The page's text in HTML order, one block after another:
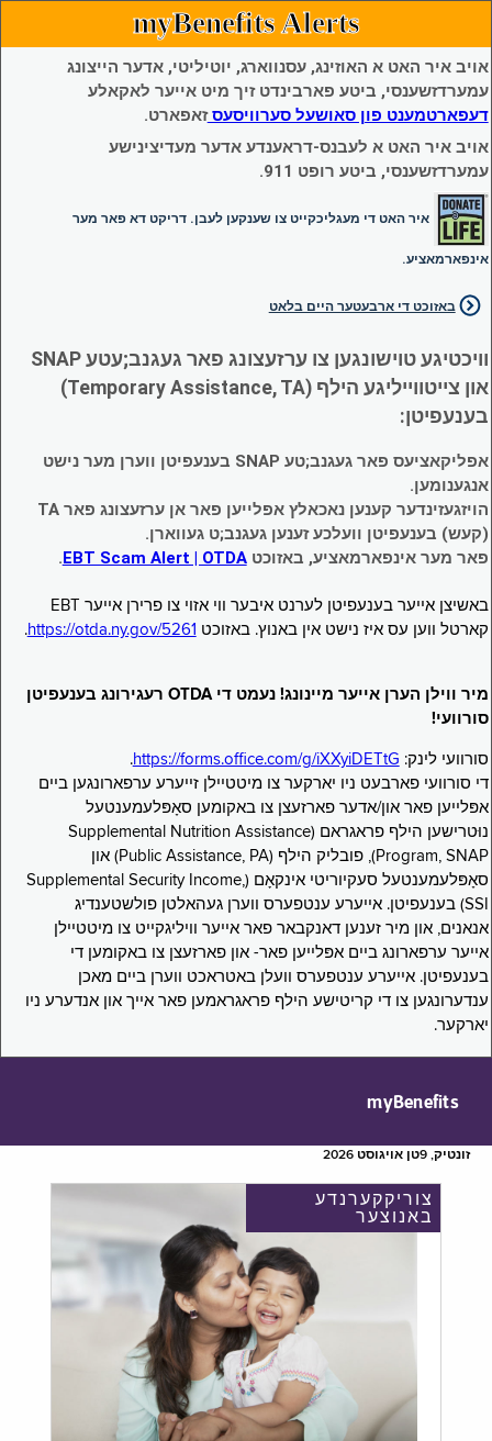
myBenefits Alerts
אויב איר האט א האוזינג, עסנווארג, יוטיליטי, אדער הייצונג
עמערדזשענסי, ביטע פארבינדט זיך מיט אייער לאקאלע
דעפארטמענט פון סאושעל סערוויסעסזאפארט.
אויב איר האט א לעבנס-דראענדע אדער מעדיצינישע
עמערדזשענסי, ביטע רופט 911.
איר האט די מעגליכקייט צו שענקען לעבן. דריקט דא פאר מער
אינפארמאציע.
באזוכט די ארבעטער היים בלאט
וויכטיגע טוישונגען צו ערזעצונג פאר געגנב;עטע SNAP
און צייטווייליגע הילף (Temporary Assistance, TA)
בענעפיטן:
אפליקאציעס פאר געגנב;טע SNAP בענעפיטן ווערן מער נישט
אנגענומען.
הויזגעזינדער קענען נאכאלץ אפּלייען פאר אן ערזעצונג פאר TA
(קעש) בענעפיטן וועלכע זענען געגנב;ט געווארן.
פאר מער אינפארמאציע, באזוכטEBT Scam Alert | OTDA
.
באשיצן אייער בענעפיטן לערנט איבער ווי אזוי צו פרירן אייער EBT
קארטל ווען עס איז נישט אין באנוץ. באזוכט https://otda.ny.gov/5261
.
מיר ווילן הערן אייער מיינונג! נעמט די OTDA רעגירונג בענעפיטן
סורוועי!
סורוועי לינק: https://forms.office.com/g/iXXyiDETtG
.
די סורוועי פארבעט ניו יארקער צו מיטטיילן זייערע ערפארונגען ביים
אפּלייען פאר און/אדער פארזעצן צו באקומען סאָפּלעמענטעל
נוּטרישען הילף פראגראם (Supplemental Nutrition Assistance
Program, SNAP), פובליק הילף (Public Assistance, PA) און
סאָפּלעמענטעל סעקיוריטי אינקאָם (Supplemental Security Income,
SSI) בענעפיטן. אייערע ענטפערס ווערן געהאלטן פולשטענדיג
אנאנים, און מיר זענען דאנקבאר פאר אייער וויליגקייט צו מיטטיילן
אייער ערפארונג ביים אפּלייען פאר- און פארזעצן צו באקומען די
בענעפיטן. אייערע ענטפערס וועלן באטראכט ווערן ביים מאכן
ענדערונגען צו די קריטישע הילף פראגראמען פאר אייך און אנדערע ניו
יארקער.
myBenefits
זונטיק, 9טן אויגוסט 2026
צוריקקערנדע
באנוצער